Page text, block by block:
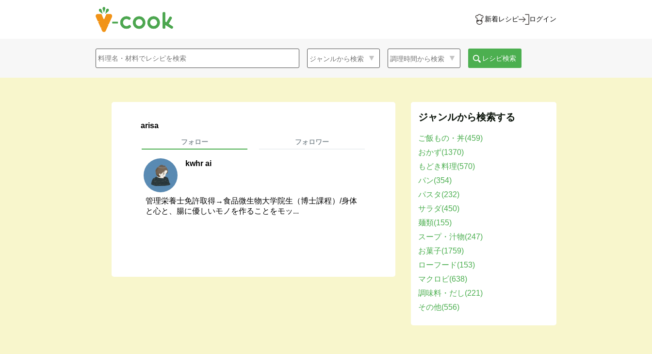
新着レシピ ログイン
レシピ検索
arisa
フォロー フォロワー
kwhr ai
管理栄養士免許取得→食品微生物大学院生（博士課程）/身体
と心と、腸に優しいモノを作ることをモッ...
ジャンルから検索する
ご飯もの・丼(459)
おかず(1370)
もどき料理(570)
パン(354)
パスタ(232)
サラダ(450)
麺類(155)
スープ・汁物(247)
お菓子(1759)
ローフード(153)
マクロビ(638)
調味料・だし(221)
その他(556)